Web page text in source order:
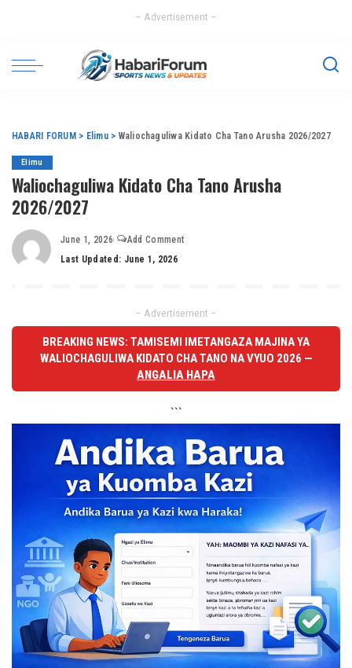
– Advertisement –
HABARI FORUM > Elimu> Waliochaguliwa Kidato Cha Tano Arusha 2026/2027
Elimu
Waliochaguliwa Kidato Cha Tano Arusha
2026/2027
June 1, 2026
Add Comment
Last Updated: June 1, 2026
– Advertisement –
BREAKING NEWS: TAMISEMI IMETANGAZA MAJINA YA
WALIOCHAGULIWA KIDATO CHA TANO NA VYUO 2026 —
ANGALIA HAPA
```